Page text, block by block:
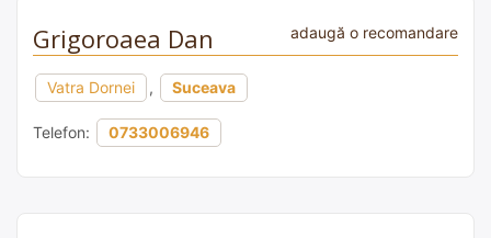
Grigoroaea Dan adaugă o recomandare
Vatra Dornei , Suceava
Telefon: 0733006946